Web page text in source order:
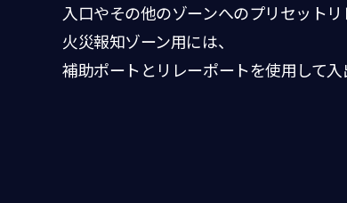
入口やその他のゾーンへのプリセット
火災報知ゾーン用には、
補助ポートとリレーポートを使用して入